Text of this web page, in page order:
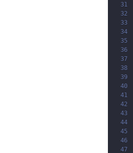
31
32
33
34
35
36
37
38
39
40
41
42
43
44
45
46
47